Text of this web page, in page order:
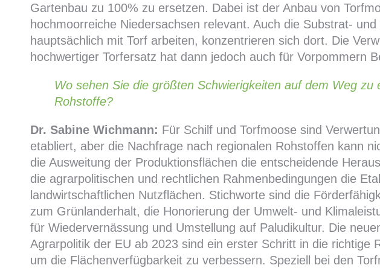
Gartenbau zu 100% zu ersetzen. Dabei ist der Anbau von
hochmoorreiche Niedersachsen relevant. Auch die Substrat-
hauptsächlich mit Torf arbeiten, konzentrieren sich dort. Die
hochwertiger Torfersatz hat dann jedoch auch für Vorpommern
Wo sehen Sie die größten Schwierigkeiten auf dem Weg
Rohstoffe?
Dr. Sabine Wichmann: Für Schilf und Torfmoose sind
etabliert, aber die Nachfrage nach regionalen Rohstoffen kann
die Ausweitung der Produktionsflächen die entscheidende
die agrarpolitischen und rechtlichen Rahmenbedingungen die
landwirtschaftlichen Nutzflächen. Stichworte sind die
zum Grünlanderhalt, die Honorierung der Umwelt- und
für Wiedervernässung und Umstellung auf Paludikultur. Die
Agrarpolitik der EU ab 2023 sind ein erster Schritt in die richtige
um die Flächenverfügbarkeit zu verbessern. Speziell bei den